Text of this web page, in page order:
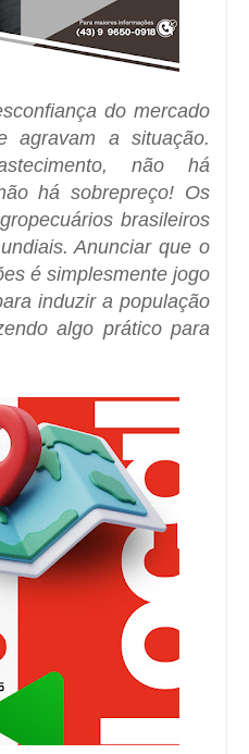
do mercado
agravam a situação.
não há
há sobrepreço! Os
brasileiros
Anunciar que o
é simplesmente jogo
induzir a população
algo prático para